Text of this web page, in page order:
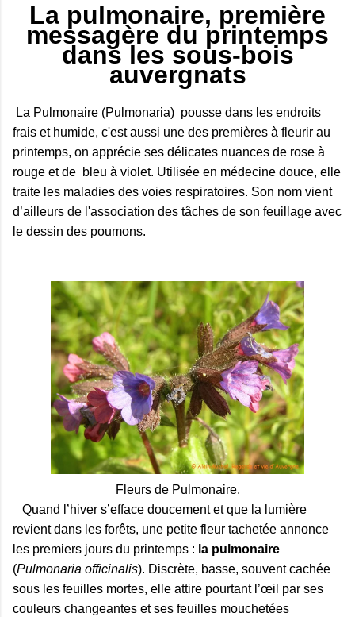
La pulmonaire, première
messagère du printemps
dans les sous‑bois
auvergnats
La Pulmonaire (Pulmonaria) pousse dans les endroits
frais et humide, c'est aussi une des premières à fleurir au
printemps, on apprécie ses délicates nuances de rose à
rouge et de bleu à violet. Utilisée en médecine douce, elle
traite les maladies des voies respiratoires. Son nom vient
d’ailleurs de l'association des tâches de son feuillage avec
le dessin des poumons.
Fleurs de Pulmonaire.
Quand l’hiver s’efface doucement et que la lumière
revient dans les forêts, une petite fleur tachetée annonce
les premiers jours du printemps : la pulmonaire
(Pulmonaria officinalis). Discrète, basse, souvent cachée
sous les feuilles mortes, elle attire pourtant l’œil par ses
couleurs changeantes et ses feuilles mouchetées